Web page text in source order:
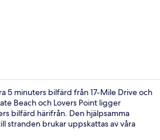
5 minuters bilfärd från 17-Mile Drive och
Beach och Lovers Point ligger
bilfärd härifrån. Den hjälpsamma
stranden brukar uppskattas av våra